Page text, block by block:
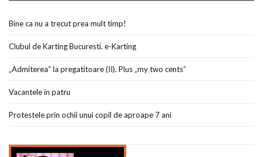
Bine ca nu a trecut prea mult timp!
Clubul de Karting Bucuresti. e-Karting
„Admiterea” la pregatitoare (II). Plus „my two cents”
Vacantele in patru
Protestele prin ochii unui copil de aproape 7 ani